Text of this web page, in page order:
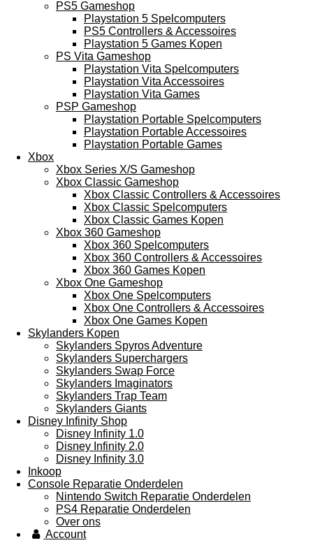
PS5 Gameshop
Playstation 5 Spelcomputers
PS5 Controllers & Accessoires
Playstation 5 Games Kopen
PS Vita Gameshop
Playstation Vita Spelcomputers
Playstation Vita Accessoires
Playstation Vita Games
PSP Gameshop
Playstation Portable Spelcomputers
Playstation Portable Accessoires
Playstation Portable Games
Xbox
Xbox Series X/S Gameshop
Xbox Classic Gameshop
Xbox Classic Controllers & Accessoires
Xbox Classic Spelcomputers
Xbox Classic Games Kopen
Xbox 360 Gameshop
Xbox 360 Spelcomputers
Xbox 360 Controllers & Accessoires
Xbox 360 Games Kopen
Xbox One Gameshop
Xbox One Spelcomputers
Xbox One Controllers & Accessoires
Xbox One Games Kopen
Skylanders Kopen
Skylanders Spyros Adventure
Skylanders Superchargers
Skylanders Swap Force
Skylanders Imaginators
Skylanders Trap Team
Skylanders Giants
Disney Infinity Shop
Disney Infinity 1.0
Disney Infinity 2.0
Disney Infinity 3.0
Inkoop
Console Reparatie Onderdelen
Nintendo Switch Reparatie Onderdelen
PS4 Reparatie Onderdelen
Over ons
Account